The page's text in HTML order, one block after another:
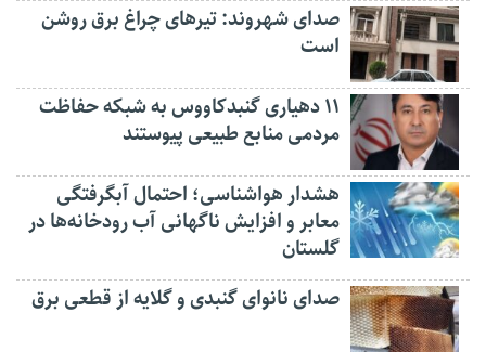
صدای شهروند: تیرهای چراغ برق روشن
است
۱۱ دهیاری گنبدکاووس به شبکه حفاظت
مردمی منابع طبیعی پیوستند
هشدار هواشناسی؛ احتمال آبگرفتگی
معابر و افزایش ناگهانی آب رودخانه‌ها در
گلستان
صدای نانوای گنبدی و گلایه از قطعی برق